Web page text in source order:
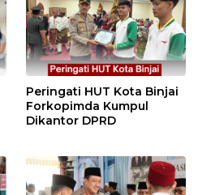
Peringati HUT Kota Binjai
Forkopimda Kumpul
Dikantor DPRD